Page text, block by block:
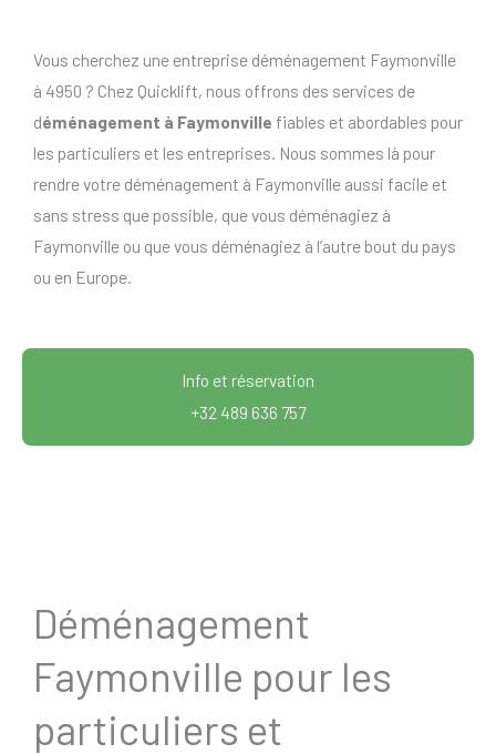
Vous cherchez une entreprise déménagement Faymonville
à 4950 ? Chez Quicklift, nous offrons des services de
déménagement à Faymonville fiables et abordables pour
les particuliers et les entreprises. Nous sommes là pour
rendre votre déménagement à Faymonville aussi facile et
sans stress que possible, que vous déménagiez à
Faymonville ou que vous déménagiez à l’autre bout du pays
ou en Europe.
Info et réservation
+32 489 636 757
Déménagement
Faymonville pour les
particuliers et